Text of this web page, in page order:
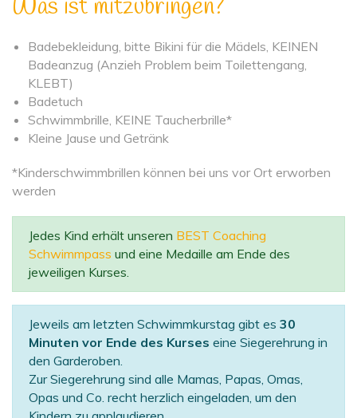
Was ist mitzubringen?
Badebekleidung, bitte Bikini für die Mädels, KEINEN
Badeanzug (Anzieh Problem beim Toilettengang,
KLEBT)
Badetuch
Schwimmbrille, KEINE Taucherbrille*
Kleine Jause und Getränk
*Kinderschwimmbrillen können bei uns vor Ort erworben
werden
Jedes Kind erhält unseren BEST Coaching
Schwimmpass und eine Medaille am Ende des
jeweiligen Kurses.
Jeweils am letzten Schwimmkurstag gibt es 30
Minuten vor Ende des Kurses eine Siegerehrung in
den Garderoben.
Zur Siegerehrung sind alle Mamas, Papas, Omas,
Opas und Co. recht herzlich eingeladen, um den